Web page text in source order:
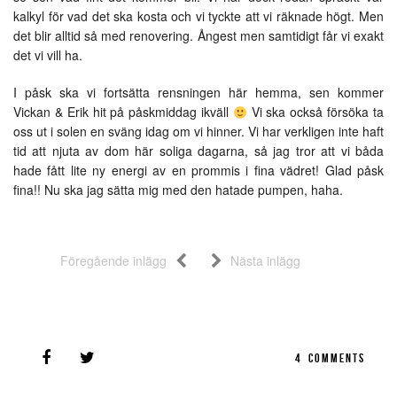
kalkyl för vad det ska kosta och vi tyckte att vi räknade högt. Men
det blir alltid så med renovering. Ångest men samtidigt får vi exakt
det vi vill ha.
I påsk ska vi fortsätta rensningen här hemma, sen kommer
Vickan & Erik hit på påskmiddag ikväll
Vi ska också försöka ta
oss ut i solen en sväng idag om vi hinner. Vi har verkligen inte haft
tid att njuta av dom här soliga dagarna, så jag tror att vi båda
hade fått lite ny energi av en prommis i fina vädret! Glad påsk
fina!! Nu ska jag sätta mig med den hatade pumpen, haha.
Föregående inlägg Nästa inlägg
4 COMMENTS